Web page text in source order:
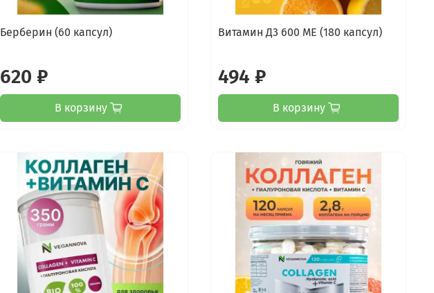
Берберин (60 капсул)
620 ₽
В корзину
Витамин Д3 600 МЕ (180 капсул)
494 ₽
В корзину